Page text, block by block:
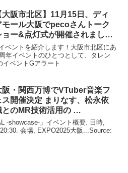
大阪市北区】11月15日、ディ
モール大阪でpecoさんトーク
ョー&点灯式が開催されまし
！
ベントを紹介します！大阪市北区にあ
年イベントのひとつとして、タレン
イベントGアラート
阪 ・関西万博でVTuber音楽フ
ス開催決定 まりなす、松永依
とのMR技術活用の …
-showcase-」イベント概要. 日時,
会場, EXPO2025大阪...Source: